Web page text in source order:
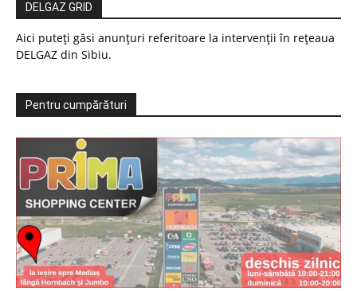
DELGAZ GRID
Aici puteți găsi anunțuri referitoare la intervenții în rețeaua
DELGAZ din Sibiu.
Pentru cumpărături